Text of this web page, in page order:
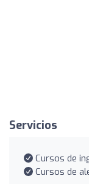
Servicios
Cursos de
Cursos de